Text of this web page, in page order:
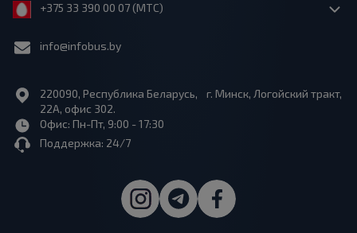
+375 33 390 00 07 (МТС)
info@infobus.by
220090, Республика Беларусь, г. Минск, Логойский тракт,
22А, офис 302.
Офис: Пн-Пт, 9:00 - 17:30
Поддержка: 24/7